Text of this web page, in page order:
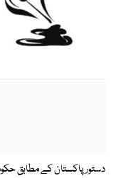
دستور پاکستان کے مطابق